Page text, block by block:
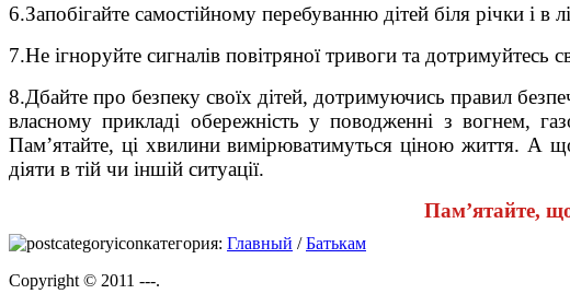
6.Запобігайте самостійному перебуванню дітей біля річки і в
7.Не ігноруйте сигналів повітряної тривоги та дотримуйтесь
8.Дбайте про безпеку своїх дітей, дотримуючись правил
власному прикладі обережність у поводженні з вогнем,
Пам’ятайте, ці хвилини вимірюватимуться ціною життя. А
діяти в тій чи іншій ситуації.
Пам’ятайте,
категория: Главный /Батькам
Copyright © 2011 ---.